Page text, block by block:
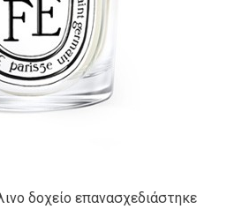
δοχείο επανασχεδιάστηκε